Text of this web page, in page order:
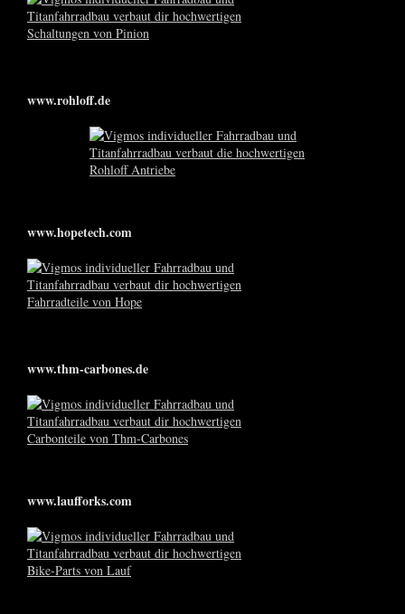
www.rohloff.de
www.hopetech.com
www.thm-carbones.de
www.laufforks.com